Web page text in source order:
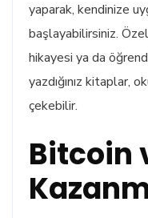
yaparak, kendinize
başlayabilirsiniz.
hikayesi ya da
yazdığınız kitaplar,
çekebilir.
Bitcoin